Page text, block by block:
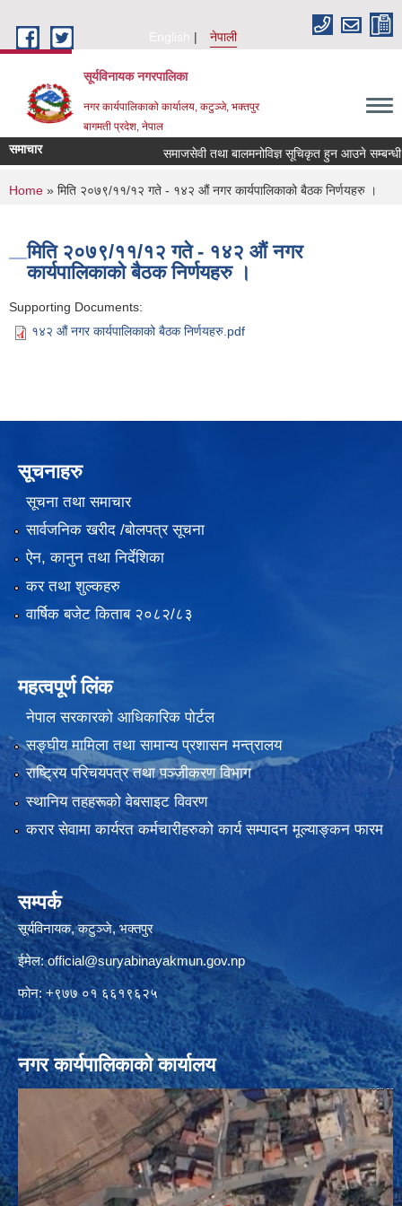
English
नेपाली
सूर्यविनायक नगरपालिका
नगर कार्यपालिकाको कार्यालय, कटुञ्जे, भक्तपुर
बागमती प्रदेश, नेपाल
समाचार समाजसेवी तथा बालमनोविज्ञ सूचिकृत हुन आउने सम्बन्धी
You are here
Home » मिति २०७९/११/१२ गते - १४२ औं नगर कार्यपालिकाको बैठक निर्णयहरु ।
मिति २०७९/११/१२ गते - १४२ औं नगर
कार्यपालिकाको बैठक निर्णयहरु ।
Supporting Documents:
१४२ औं नगर कार्यपालिकाको बैठक निर्णयहरु.pdf
सूचनाहरु
सूचना तथा समाचार
सार्वजनिक खरीद /बोलपत्र सूचना
ऐन, कानुन तथा निर्देशिका
कर तथा शुल्कहरु
वार्षिक बजेट किताब २०८२/८३
महत्वपूर्ण लिंक
नेपाल सरकारको आधिकारिक पोर्टल
सङ्‍घीय मामिला तथा सामान्य प्रशासन मन्त्रालय
राष्ट्रिय परिचयपत्र तथा पञ्जीकरण विभाग
स्थानिय तहहरूको वेबसाइट विवरण
करार सेवामा कार्यरत कर्मचारीहरुको कार्य सम्पादन मूल्याङ्कन फारम
सम्पर्क
सूर्यविनायक, कटुञ्जे, भक्तपुर
ईमेल:official@suryabinayakmun.gov.np
फोन: +९७७ ०१ ६६१९६२५
नगर कार्यपालिकाको कार्यालय